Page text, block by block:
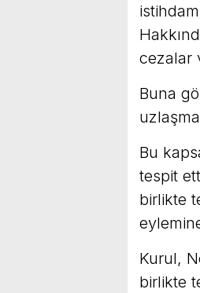
cezalar
Buna
Bu
tespit
birlikte
Kurul,
birlikte